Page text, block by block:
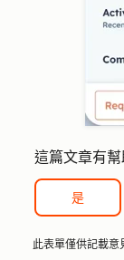
這篇文章有幫
是
此表單僅供記載意